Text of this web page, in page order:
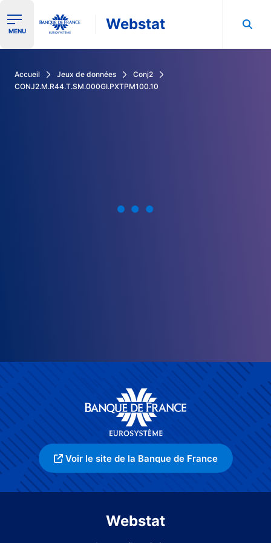
Ouvrir le menu de navigation
MENU Webstat
Accueil Jeux de données
Conj2
CONJ2.M.R44.T.SM.000GI.PXTPM100.10
Voir le site de la Banque de France
Webstat